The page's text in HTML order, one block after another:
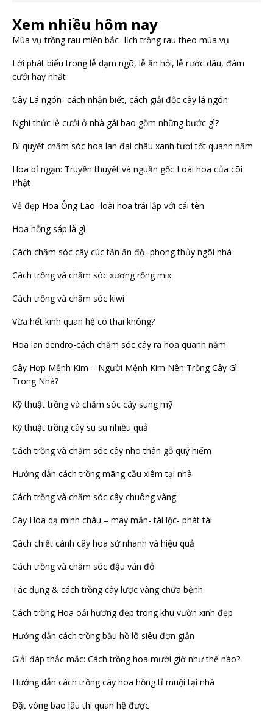
Xem nhiều hôm nay
Mùa vụ trồng rau miền bắc- lịch trồng rau theo mùa vụ
Lời phát biểu trong lễ dạm ngõ, lễ ăn hỏi, lễ rước dâu, đám
cưới hay nhất
Cây Lá ngón- cách nhận biết, cách giải độc cây lá ngón
Nghi thức lễ cưới ở nhà gái bao gồm những bước gì?
Bí quyết chăm sóc hoa lan đai châu xanh tươi tốt quanh năm
Hoa bỉ ngạn: Truyền thuyết và nguần gốc Loài hoa của cõi
Phật
Vẻ đẹp Hoa Ông Lão -loài hoa trái lập với cái tên
Hoa hồng sáp là gì
Cách chăm sóc cây cúc tần ấn độ- phong thủy ngôi nhà
Cách trồng và chăm sóc xương rồng mix
Cách trồng và chăm sóc kiwi
Vừa hết kinh quan hệ có thai không?
Hoa lan dendro-cách chăm sóc cây ra hoa quanh năm
Cây Hợp Mệnh Kim – Người Mệnh Kim Nên Trồng Cây Gì
Trong Nhà?
Kỹ thuật trồng và chăm sóc cây sung mỹ
Kỹ thuật trồng cây su su nhiều quả
Cách trồng và chăm sóc cây nho thân gỗ quý hiếm
Hướng dẫn cách trồng mãng cầu xiêm tại nhà
Cách trồng và chăm sóc cây chuông vàng
Cây Hoa dạ minh châu – may mắn- tài lộc- phát tài
Cách chiết cành cây hoa sứ nhanh và hiệu quả
Cách trồng và chăm sóc đậu ván đỏ
Tác dụng & cách trồng cây lược vàng chữa bệnh
Cách trồng Hoa oải hương đẹp trong khu vườn xinh đẹp
Hướng dẫn cách trồng bầu hồ lô siêu đơn giản
Giải đáp thắc mắc: Cách trồng hoa mười giờ như thế nào?
Hướng dẫn cách trồng cây hoa hồng tỉ muội tại nhà
Đặt vòng bao lâu thì quan hệ được